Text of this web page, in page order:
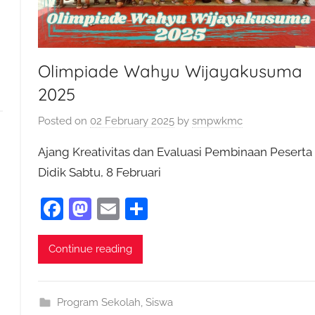
Olimpiade Wahyu Wijayakusuma
2025
Posted on 02 February 2025by smpwkmc
Ajang Kreativitas dan Evaluasi Pembinaan Peserta
Didik Sabtu, 8 Februari
F
a
c
b
M
as
to
o
E
m
ai
S
Continue reading
Program Sekolah,Siswa